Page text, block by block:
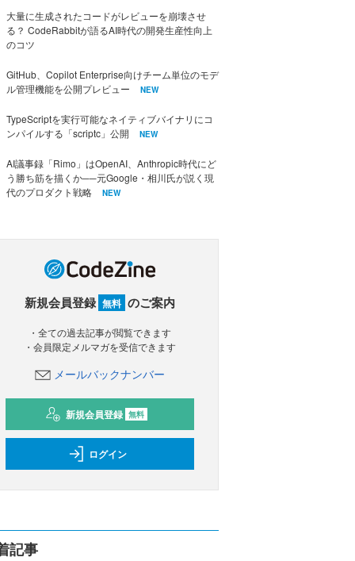
大量に生成されたコードがレビューを崩壊させ
る？ CodeRabbitが語るAI時代の開発生産性向上
のコツ
GitHub、Copilot Enterprise向けチーム単位のモデ
ル管理機能を公開プレビュー
NEW
TypeScriptを実行可能なネイティブバイナリにコ
ンパイルする「scriptc」公開
NEW
AI議事録「Rimo」はOpenAI、Anthropic時代にど
う勝ち筋を描くか──元Google・相川氏が説く現
代のプロダクト戦略
NEW
新規会員登録 無料 のご案内
・全ての過去記事が閲覧できます
・会員限定メルマガを受信できます
メールバックナンバー
新規会員登録 無料
ログイン
記事